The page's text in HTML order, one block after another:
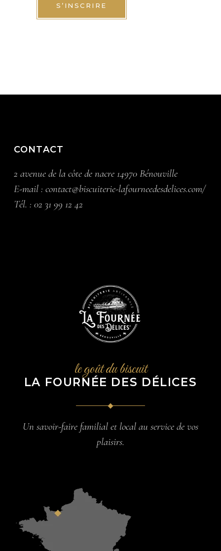
S’INSCRIRE
CONTACT
2 avenue de la côte de nacre 14970 Bénouville
E-mail :contact@biscuiterie-lafourneedesdelices.com/
Tél. :02 31 99 12 42
le goût du biscuit
LA FOURNÉE DES DÉLICES
Un savoir-faire familial et local au service de vos
plaisirs.